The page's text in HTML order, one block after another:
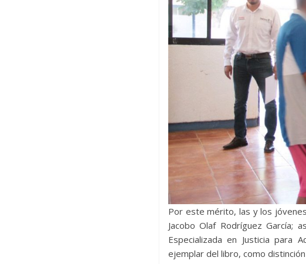
Por este mérito, las y los
Jacobo Olaf Rodríguez García;
Especializada en Justicia para
ejemplar del libro, como